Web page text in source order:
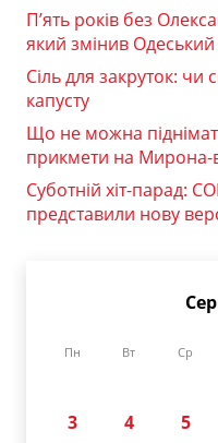
П’ять років без
який змінив
Сіль для закруток: чи
капусту
Що не можна
прикмети на Мирона-
Суботній хіт-парад:
представили нову
Пн Вт Ср
3
4 5